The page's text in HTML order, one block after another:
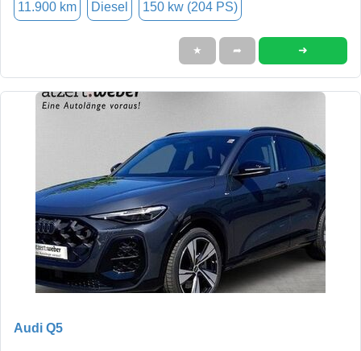
11.900 km Diesel 150 kw (204 PS)
★ ➦ ➜
Audi Q5